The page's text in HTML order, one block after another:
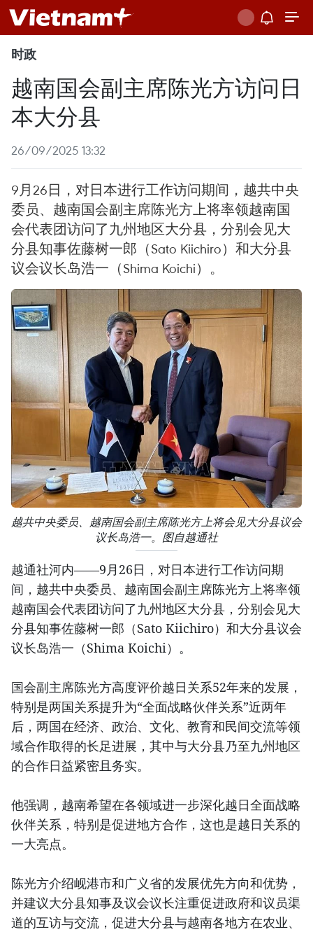
时政
越南国会副主席陈光方访问日
本大分县
26/09/2025 13:32
9月26日，对日本进行工作访问期间，越共中央
委员、越南国会副主席陈光方上将率领越南国
会代表团访问了九州地区大分县，分别会见大
分县知事佐藤树一郎（Sato Kiichiro）和大分县
议会议长岛浩一（Shima Koichi）。
越共中央委员、越南国会副主席陈光方上将会见大分县议会
议长岛浩一。图自越通社
越通社河内——9月26日，对日本进行工作访问期
间，越共中央委员、越南国会副主席陈光方上将率领
越南国会代表团访问了九州地区大分县，分别会见大
分县知事佐藤树一郎（Sato Kiichiro）和大分县议会
议长岛浩一（Shima Koichi）。
国会副主席陈光方高度评价越日关系52年来的发展，
特别是两国关系提升为“全面战略伙伴关系”近两年
后，两国在经济、政治、文化、教育和民间交流等领
域合作取得的长足进展，其中与大分县乃至九州地区
的合作日益紧密且务实。
他强调，越南希望在各领域进一步深化越日全面战略
伙伴关系，特别是促进地方合作，这也是越日关系的
一大亮点。
陈光方介绍岘港市和广义省的发展优先方向和优势，
并建议大分县知事及议会议长注重促进政府和议员渠
道的互访与交流，促进大分县与越南各地方在农业、